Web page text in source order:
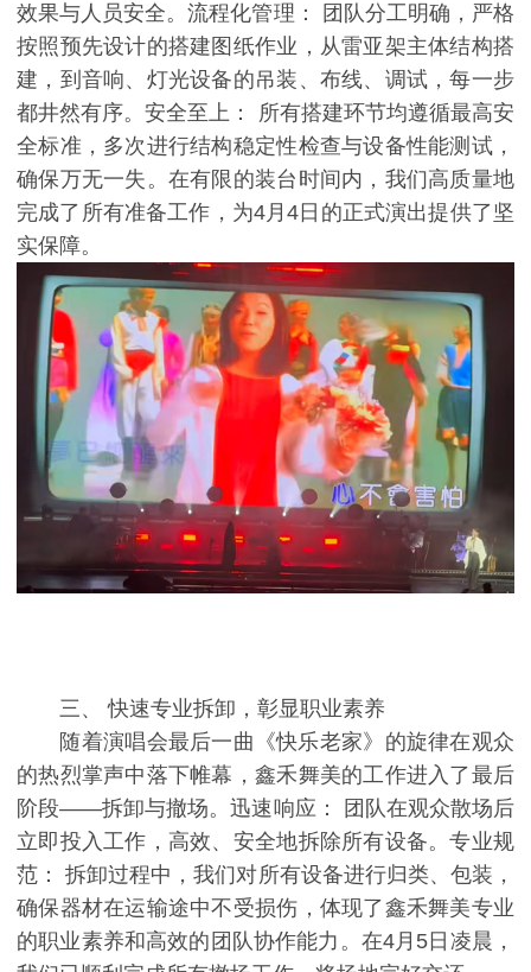
效果与人员安全。流程化管理： 团队分工明确，严格
按照预先设计的搭建图纸作业，从雷亚架主体结构搭
建，到音响、灯光设备的吊装、布线、调试，每一步
都井然有序。安全至上： 所有搭建环节均遵循最高安
全标准，多次进行结构稳定性检查与设备性能测试，
确保万无一失。在有限的装台时间内，我们高质量地
完成了所有准备工作，为4月4日的正式演出提供了坚
实保障。
三、 快速专业拆卸，彰显职业素养
随着演唱会最后一曲《快乐老家》的旋律在观众
的热烈掌声中落下帷幕，鑫禾舞美的工作进入了最后
阶段——拆卸与撤场。迅速响应： 团队在观众散场后
立即投入工作，高效、安全地拆除所有设备。专业规
范： 拆卸过程中，我们对所有设备进行归类、包装，
确保器材在运输途中不受损伤，体现了鑫禾舞美专业
的职业素养和高效的团队协作能力。在4月5日凌晨，